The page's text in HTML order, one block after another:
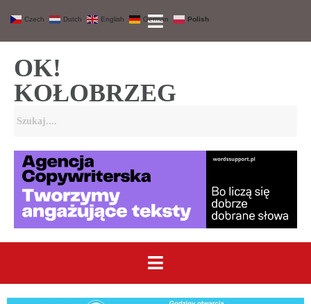
OK!
KOŁOBRZEG
Czech Dutch English German Polish